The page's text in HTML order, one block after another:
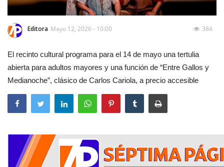
Editora Mayo 12, 2026 - 10:00 384
El recinto cultural programa para el 14 de mayo una tertulia
abierta para adultos mayores y una función de “Entre Gallos y
Medianoche”, clásico de Carlos Cariola, a precio accesible